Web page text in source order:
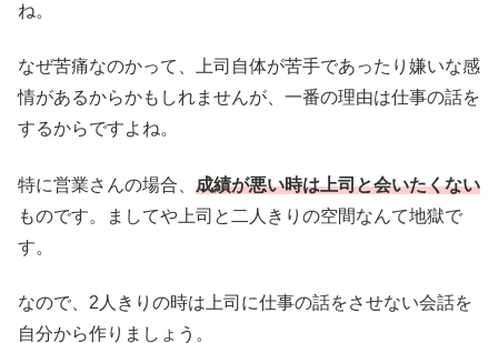
ね。
なぜ苦痛なのかって、上司自体が苦手であったり嫌いな感
情があるからかもしれませんが、一番の理由は仕事の話を
するからですよね。
特に営業さんの場合、 成績が悪い時は上司と会いたくない
ものです。ましてや上司と二人きりの空間なんて地獄で
す。
なので、2人きりの時は上司に仕事の話をさせない会話を
自分から作りましょう。